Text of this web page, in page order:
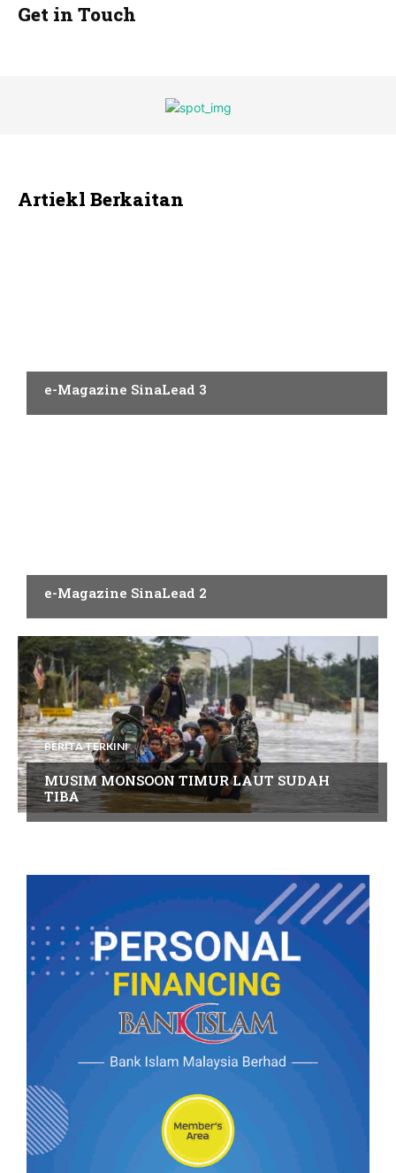
Get in Touch
Artiekl Berkaitan
e-Magazine SinaLead 3
e-Magazine SinaLead 2
BERITA TERKINI
MUSIM MONSOON TIMUR LAUT SUDAH
TIBA